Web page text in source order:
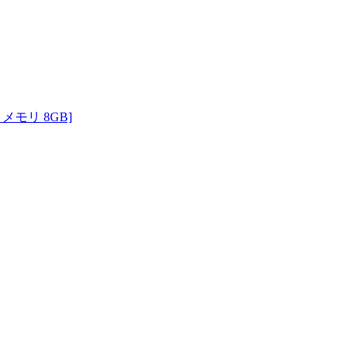
メモリ 8GB]